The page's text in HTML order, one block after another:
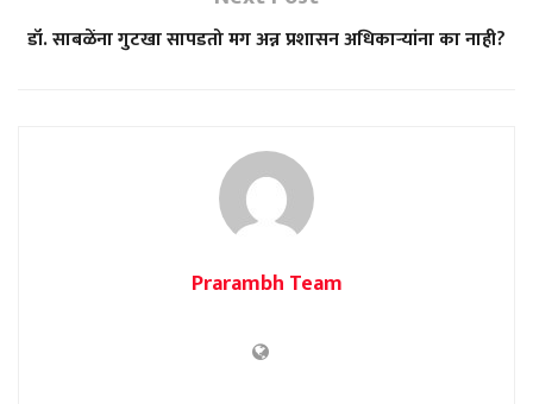
डॉ. साबळेंना गुटखा सापडतो मग अन्न प्रशासन अधिकाऱ्यांना का नाही?
Prarambh Team